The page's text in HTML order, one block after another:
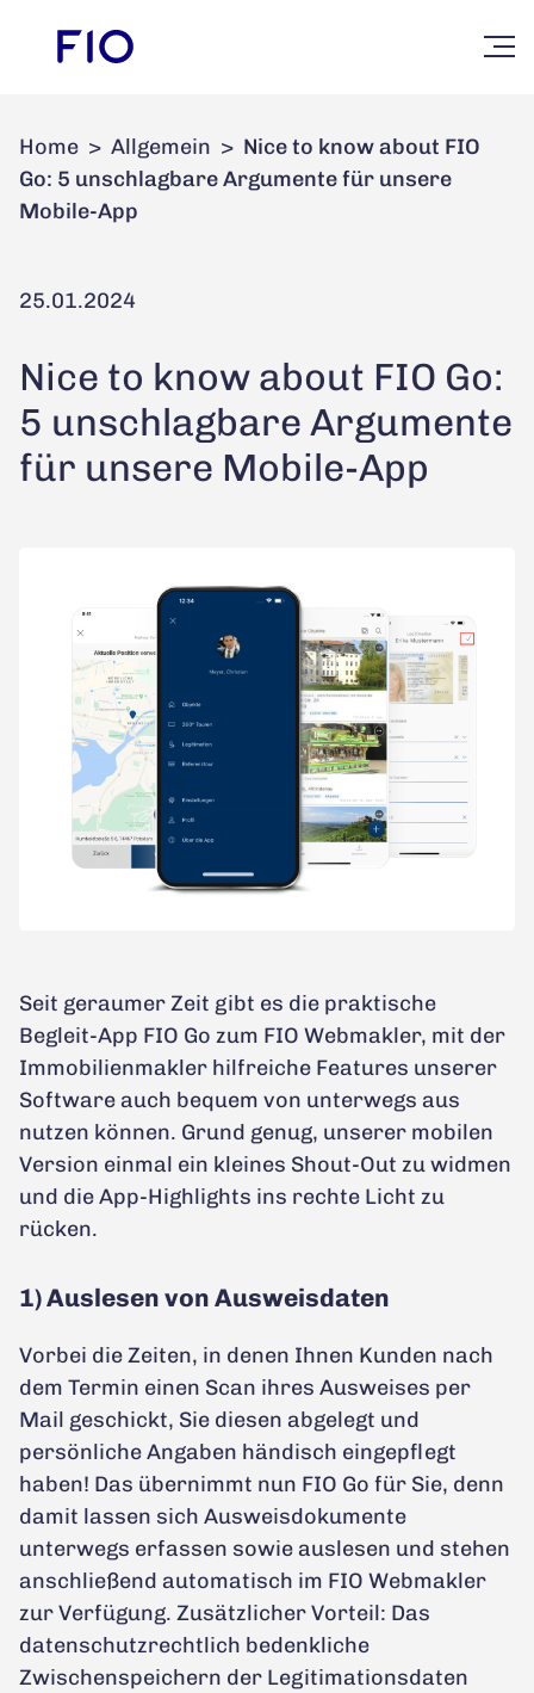
Home > Allgemein > Nice to know about FIO
Go: 5 unschlagbare Argumente für unsere
Mobile-App
25.01.2024
Nice to know about FIO Go:
5 unschlagbare Argumente
für unsere Mobile-App
Seit geraumer Zeit gibt es die praktische
Begleit-App FIO Go zum FIO Webmakler, mit der
Immobilienmakler hilfreiche Features unserer
Software auch bequem von unterwegs aus
nutzen können. Grund genug, unserer mobilen
Version einmal ein kleines Shout-Out zu widmen
und die App-Highlights ins rechte Licht zu
rücken.
1) Auslesen von Ausweisdaten
Vorbei die Zeiten, in denen Ihnen Kunden nach
dem Termin einen Scan ihres Ausweises per
Mail geschickt, Sie diesen abgelegt und
persönliche Angaben händisch eingepflegt
haben! Das übernimmt nun FIO Go für Sie, denn
damit lassen sich Ausweisdokumente
unterwegs erfassen sowie auslesen und stehen
anschließend automatisch im FIO Webmakler
zur Verfügung. Zusätzlicher Vorteil: Das
datenschutzrechtlich bedenkliche
Zwischenspeichern der Legitimationsdaten